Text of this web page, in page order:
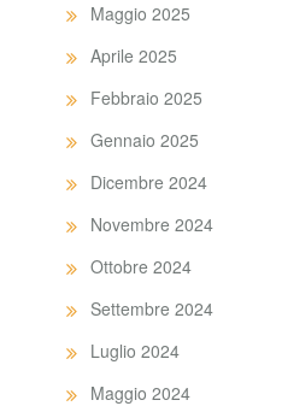
Maggio 2025
Aprile 2025
Febbraio 2025
Gennaio 2025
Dicembre 2024
Novembre 2024
Ottobre 2024
Settembre 2024
Luglio 2024
Maggio 2024